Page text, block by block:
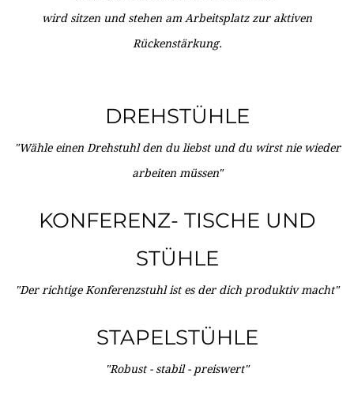
wird sitzen und stehen am Arbeitsplatz zur aktiven
Rückenstärkung.
DREHSTÜHLE
"Wähle einen Drehstuhl den du liebst und du wirst nie wieder
arbeiten müssen"
KONFERENZ- TISCHE UND
STÜHLE
"Der richtige Konferenzstuhl ist es der dich produktiv macht"
STAPELSTÜHLE
"Robust - stabil - preiswert"